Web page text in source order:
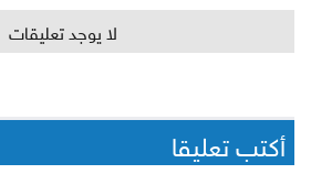
لا يوجد تعليقات
أكتب تعليقا